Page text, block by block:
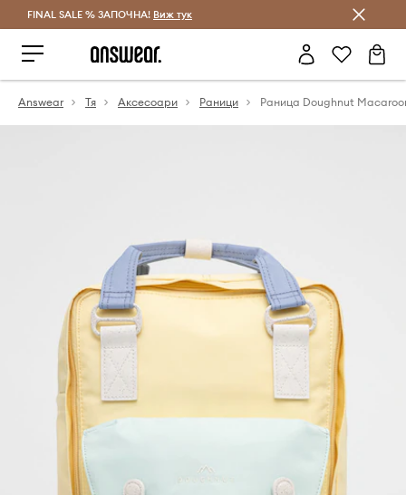
Спестявай с Answear Club
FINAL SALE % ЗАПОЧНА! Виж тук
Answear Тя Аксесоари Раници